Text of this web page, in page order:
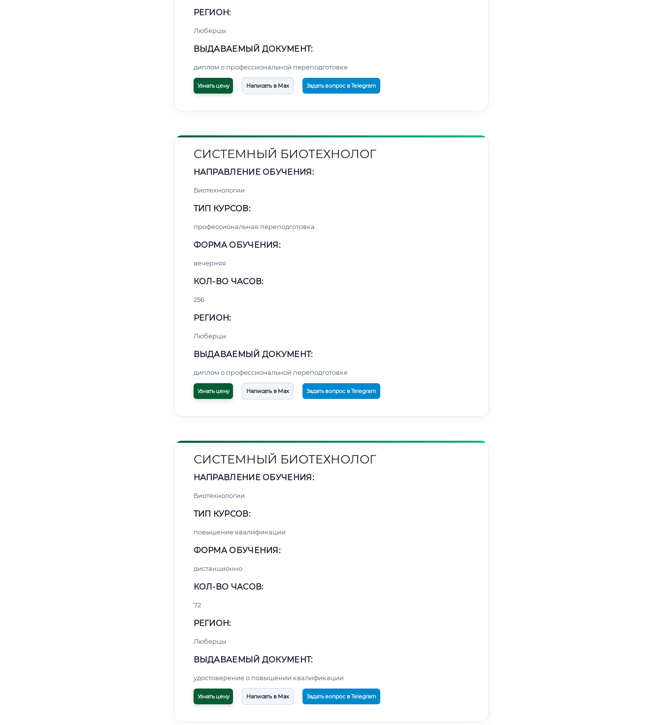
РЕГИОН:
Люберцы
ВЫДАВАЕМЫЙ ДОКУМЕНТ:
диплом о профессиональной переподготовке
Узнать цену Написать в Max Задать вопрос в Telegram
СИСТЕМНЫЙ БИОТЕХНОЛОГ
НАПРАВЛЕНИЕ ОБУЧЕНИЯ:
Биотехнологии
ТИП КУРСОВ:
профессиональная переподготовка
ФОРМА ОБУЧЕНИЯ:
вечерняя
КОЛ-ВО ЧАСОВ:
256
РЕГИОН:
Люберцы
ВЫДАВАЕМЫЙ ДОКУМЕНТ:
диплом о профессиональной переподготовке
Узнать цену Написать в Max Задать вопрос в Telegram
СИСТЕМНЫЙ БИОТЕХНОЛОГ
НАПРАВЛЕНИЕ ОБУЧЕНИЯ:
Биотехнологии
ТИП КУРСОВ:
повышение квалификации
ФОРМА ОБУЧЕНИЯ:
дистанционно
КОЛ-ВО ЧАСОВ:
72
РЕГИОН:
Люберцы
ВЫДАВАЕМЫЙ ДОКУМЕНТ:
удостоверение о повышении квалификации
Узнать цену Написать в Max Задать вопрос в Telegram